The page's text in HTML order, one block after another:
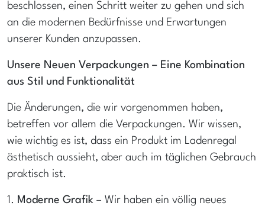
beschlossen, einen Schritt weiter zu gehen und sich
an die modernen Bedürfnisse und Erwartungen
unserer Kunden anzupassen.
Unsere Neuen Verpackungen – Eine Kombination
aus Stil und Funktionalität
Die Änderungen, die wir vorgenommen haben,
betreffen vor allem die Verpackungen. Wir wissen,
wie wichtig es ist, dass ein Produkt im Ladenregal
ästhetisch aussieht, aber auch im täglichen Gebrauch
praktisch ist.
1. Moderne Grafik – Wir haben ein völlig neues